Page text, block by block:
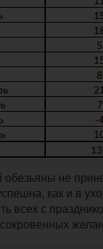
не
как и в
всех с